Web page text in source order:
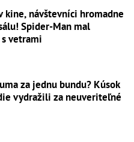
kine, návštevníci hromadne
Spider-Man mal
vetrami
za jednu bundu? Kúsok
vydražili za neuveriteľné